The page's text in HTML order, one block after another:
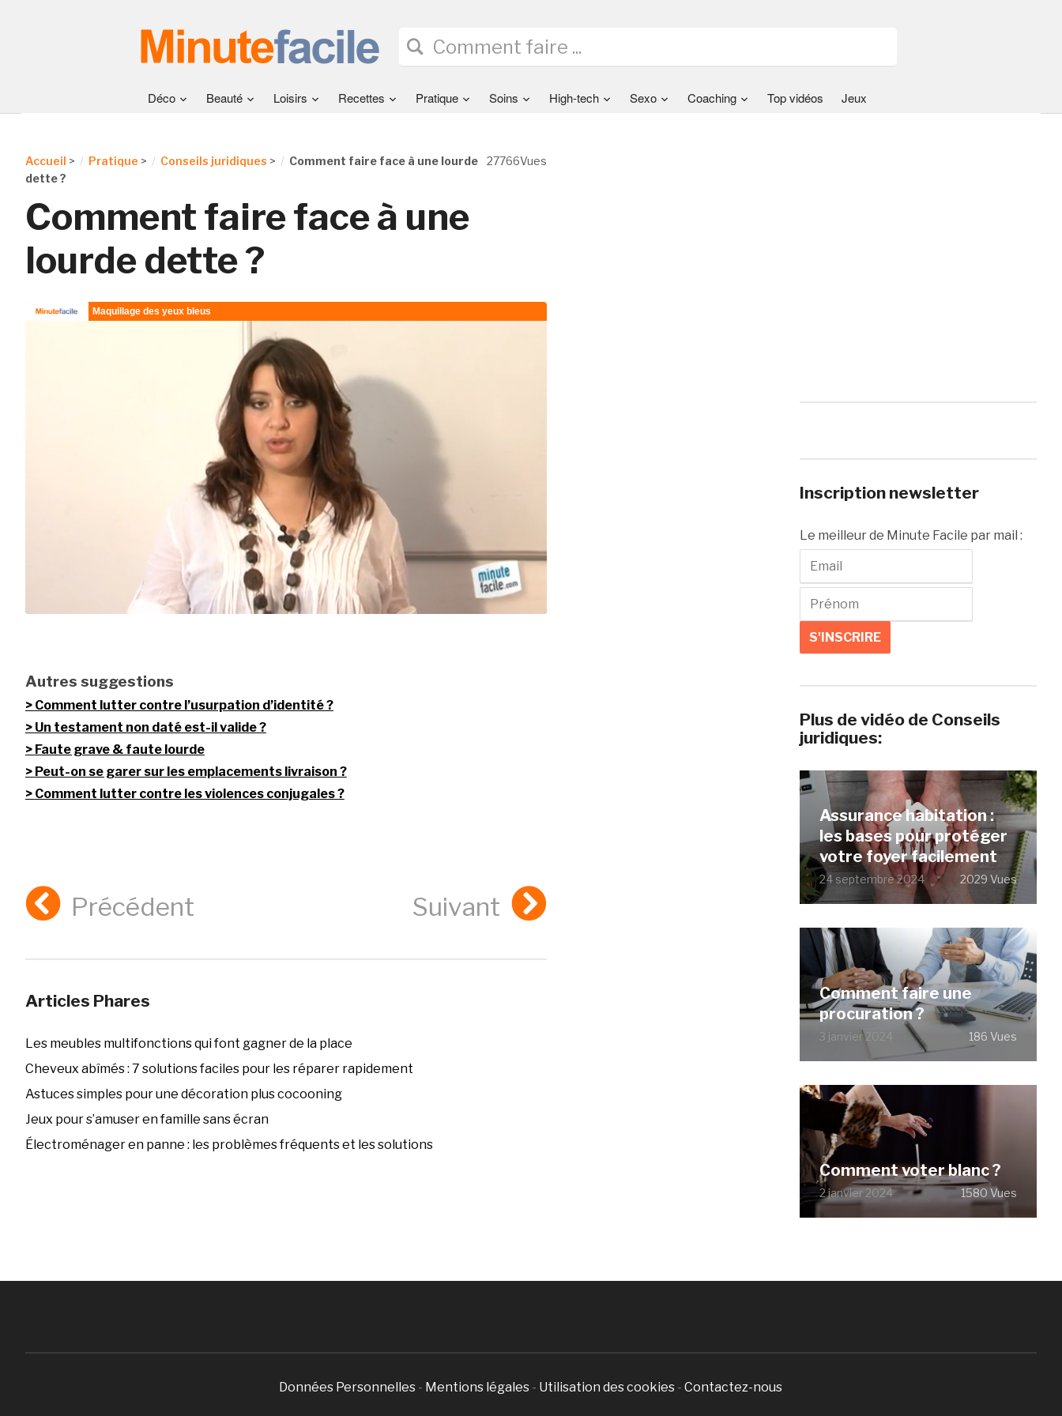
Déco Beauté Loisirs Recettes Pratique Soins High-tech Sexo Coaching Top vidéos Jeux
27766Vues
Accueil > Pratique > Conseils juridiques >
Comment faire face à une lourde
dette ?
Comment faire face à une
lourde dette ?
Autres suggestions
Comment lutter contre l’usurpation d’identité ?
Un testament non daté est-il valide ?
Faute grave & faute lourde
Peut-on se garer sur les emplacements livraison ?
Comment lutter contre les violences conjugales ?
Précédent Suivant
Articles Phares
Les meubles multifonctions qui font gagner de la place
Cheveux abîmés : 7 solutions faciles pour les réparer rapidement
Astuces simples pour une décoration plus cocooning
Jeux pour s’amuser en famille sans écran
Électroménager en panne : les problèmes fréquents et les solutions
Inscription newsletter
Le meilleur de Minute Facile par mail :
Plus de vidéo de Conseils
juridiques:
Assurance habitation :
les bases pour protéger
votre foyer facilement
24 septembre 2024 2029 Vues
Comment faire une
procuration ?
3 janvier 2024 186 Vues
Comment voter blanc ?
2 janvier 2024 1580 Vues
Données Personnelles - Mentions légales - Utilisation des cookies -Contactez-nous